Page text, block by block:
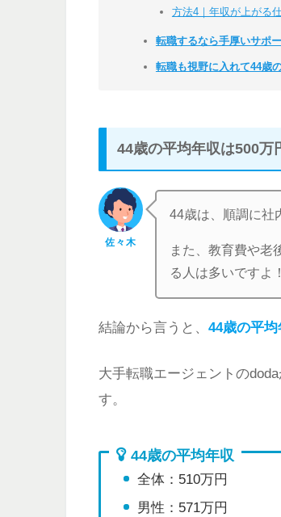
方法4｜年収が上がる
転職するなら手厚いサポ
転職も視野に入れて44歳
44歳の平均年収は500万
佐々木
44歳は、順調に社
また、教育費や老
る人は多いですよ！
結論から言うと、 44歳の平
大手転職エージェントの
す。
44歳の平均年収
全体：510万円
男性：571万円